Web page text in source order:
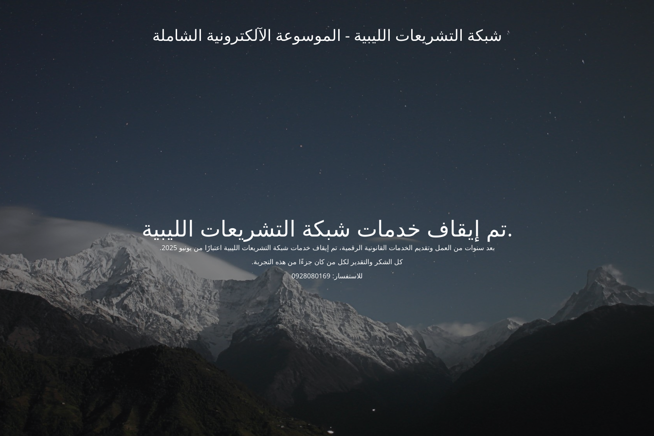
شبكة التشريعات الليبية - الموسوعة الآلكترونية الشاملة
تم إيقاف خدمات شبكة التشريعات الليبية.
بعد سنوات من العمل وتقديم الخدمات القانونية الرقمية، تم إيقاف خدمات شبكة التشريعات الليبية اعتبارًا من يونيو 2025.
كل الشكر والتقدير لكل من كان جزءًا من هذه التجربة.
للاستفسار: 0928080169